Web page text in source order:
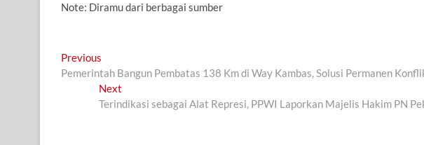
Note: Diramu dari berbagai sumber
Navigasi
pos
Previous
post:
Pemerintah Bangun Pembatas 138 Km di Way Kambas, Solusi Permanen
Next
post:
Terindikasi sebagai Alat Represi, PPWI Laporkan Majelis Hakim PN